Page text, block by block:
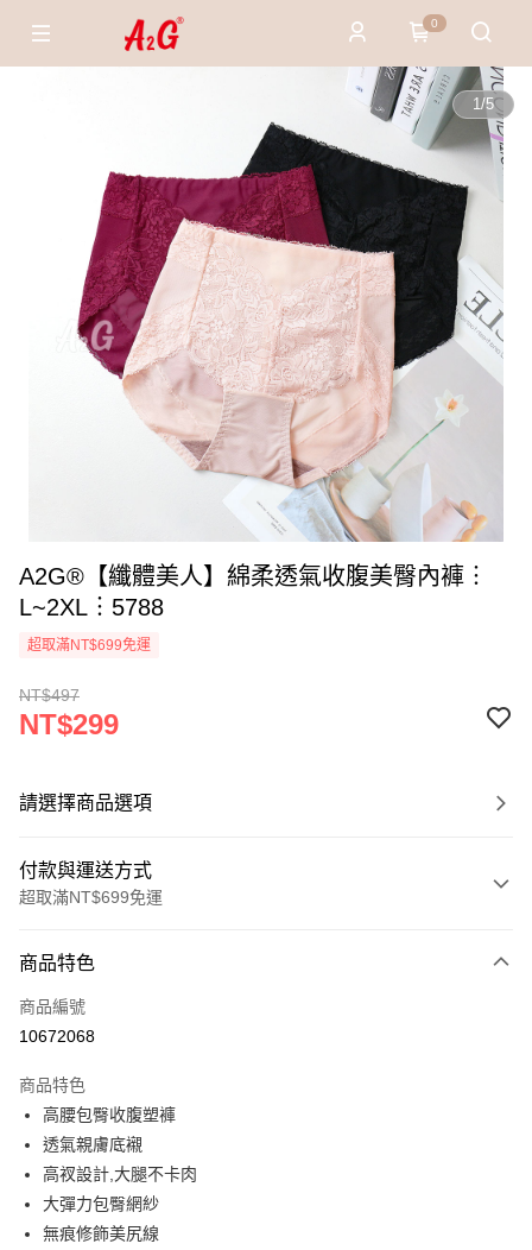
0
1/5
A2G®【纖體美人】綿柔透氣收腹美臀內褲︙
L~2XL︙5788
超取滿NT$699免運
NT$497
NT$299
請選擇商品選項
付款與運送方式
超取滿NT$699免運
信用卡一次付款
超商取貨付款
街口支付
悠遊付
AFTEE先享後付
相關說明
商品特色
商品編號
10672068
商品特色
高腰包臀收腹塑褲
透氣親膚底襯
高衩設計,大腿不卡肉
大彈力包臀網紗
無痕修飾美尻線